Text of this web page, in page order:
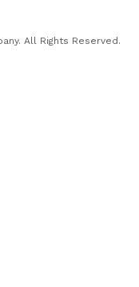
All Rights Reserved.